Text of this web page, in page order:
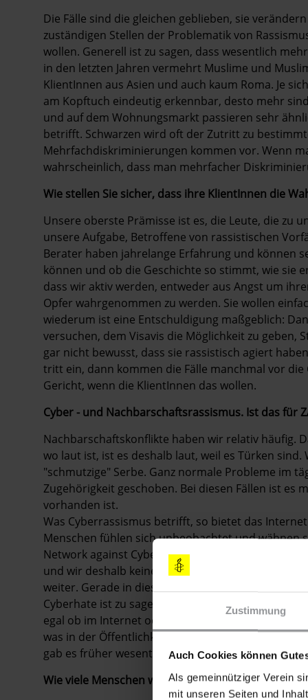
Zustimmung
Auch Cookies können
Als gemeinnütziger Verein
mit unseren Seiten und
Die Fälle sind die gleichen geblieben, sie
zuständigen Stellen der Problematik von
wollen. Generell ist zu sagen, dass wesentlich
in den letzten Jahren vermehrt Muslime und
KlientInnen aus Asien und auch kaum Roma. Je
am Kopftuch eindeutig erkennbar, desto mehr
und auf dem Wohnungsmarkt passieren sehr
betrifft. Schwarzen wird oft der Zutritt zu
Mehrfachdiskriminierungen kommen vor. Wenn
wahrscheinlich, dass man mehrfacher
Wie stellen Sie sicher, dass ihre KlientInnen die
Unsere oberste Prämisse ist es, die Leute, die zu
unsere Aufgabe, Betroffene von rassistischen
Berater haben jahrelange Erfahrung und können
können und ob die Geschichte so stimmt, wie sie
dass wir aktiv werden, entweder aus Angst um
Opfer wahrgenommen zu werden. Sie wollen
wiederum ist eine Entschuldigung maßgeblich:
versuchen, dem Visavis die Möglichkeit zu geben,
gar nicht bewusst, dass sie rassistisch agiert
tritt ein, dann kommen die Fälle manchmal vor
Gericht, wenn die KlientInnen das wollen.
Cyber - und Nachbarschaftsrassismus. Ist das für
Nachbarschaftskonflikte haben wir relativ häufig.
wo laut ist, ist es deshalb laut, weil es Türken
"schmutzige" Serbe. Ganz normale Probleme im
Zugehörigkeit geschoben. Bei diesen Fällen ist es
vorhanden ist.
Was Cyberrassismus betrifft, so bietet das
Menschen fühlen sich unbeobachtet und wähnen
Network against Cyber Hate (INACH): Wenn wir
und wir deshalb keine rechtliche Handhabe
weiter. Gerade in diesem Bereich ist eine
Cyberhate ist zu sagen: Der nicht vorhandene
egal ob im Internet oder im öffentlichen Raum –,
was in der Öffentlichkeit möglich ist. Das hat sich
gab es früher wesentlich mehr Schranken.
Wie viele Menschen wenden sich pro Woche an